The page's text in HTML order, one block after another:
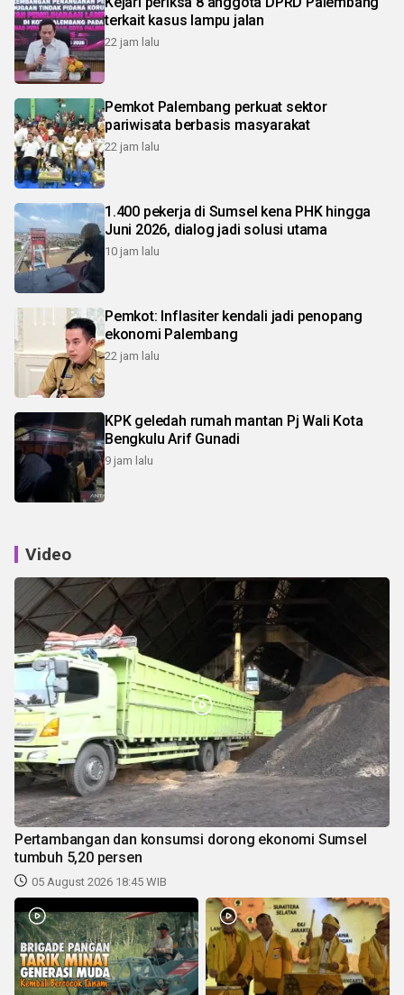
terkait kasus lampu jalan
22 jam lalu
Pemkot Palembang perkuat sektor
pariwisata berbasis masyarakat
22 jam lalu
1.400 pekerja di Sumsel kena PHK hingga
Juni 2026, dialog jadi solusi utama
10 jam lalu
Pemkot: Inflasiter kendali jadi penopang
ekonomi Palembang
22 jam lalu
KPK geledah rumah mantan Pj Wali Kota
Bengkulu Arif Gunadi
9 jam lalu
Video
Pertambangan dan konsumsi dorong ekonomi Sumsel
tumbuh 5,20 persen
05 August 2026 18:45 WIB